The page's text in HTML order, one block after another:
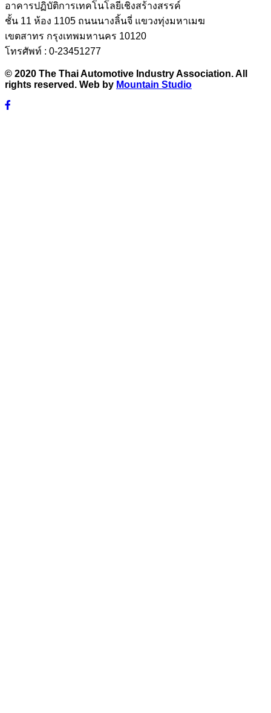
อาคารปฏิบัติการเทคโนโลยีเชิงสร้างสรรค์
ชั้น 11 ห้อง 1105 ถนนนางลิ้นจี่ แขวงทุ่งมหาเมฆ
เขตสาทร กรุงเทพมหานคร 10120
โทรศัพท์ : 0-23451277
© 2020 The Thai Automotive Industry Association. All
rights reserved. Web by Mountain Studio